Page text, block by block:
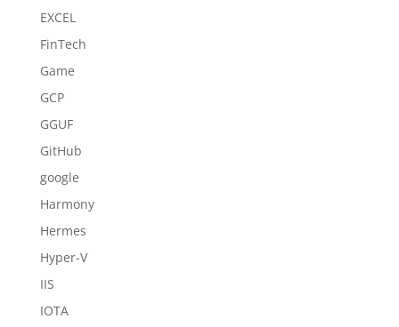
EXCEL
FinTech
Game
GCP
GGUF
GitHub
google
Harmony
Hermes
Hyper-V
IIS
IOTA